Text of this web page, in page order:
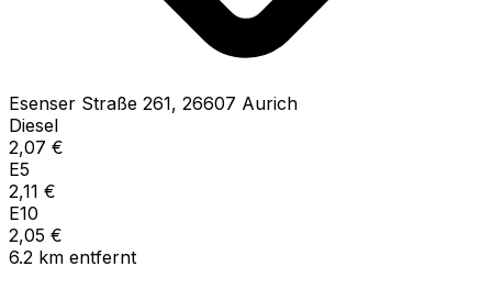
Esenser Straße 261, 26607 Aurich
Diesel
2,07 €
E5
2,11 €
E10
2,05 €
6.2 km entfernt